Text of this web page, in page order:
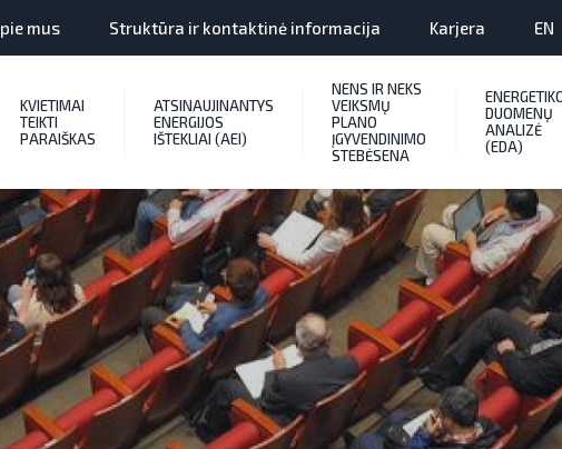
mus Struktūra ir kontaktinė informacija Karjera EN
KVIETIMAI
TEIKTI
PARAIŠKAS
ATSINAUJINANTYS
ENERGIJOS
IŠTEKLIAI (AEI)
NENS IR NEKS
VEIKSMŲ
PLANO
ĮGYVENDINIMO
STEBĖSENA
DUOMENŲ
ANALIZĖ
(EDA)